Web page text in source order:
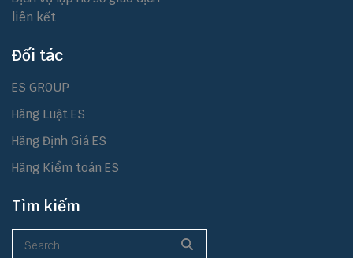
liên kết
Đối tác
ES GROUP
Hãng Luật ES
Hãng Định Giá ES
Hãng Kiểm toán ES
Tìm kiếm